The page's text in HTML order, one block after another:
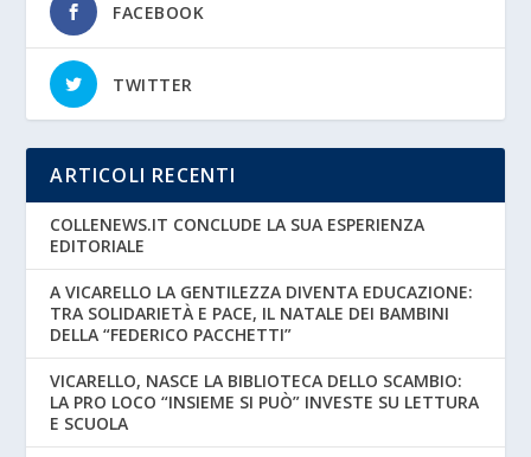
FACEBOOK
TWITTER
ARTICOLI RECENTI
COLLENEWS.IT CONCLUDE LA SUA ESPERIENZA
EDITORIALE
A VICARELLO LA GENTILEZZA DIVENTA EDUCAZIONE:
TRA SOLIDARIETÀ E PACE, IL NATALE DEI BAMBINI
DELLA “FEDERICO PACCHETTI”
VICARELLO, NASCE LA BIBLIOTECA DELLO SCAMBIO:
LA PRO LOCO “INSIEME SI PUÒ” INVESTE SU LETTURA
E SCUOLA